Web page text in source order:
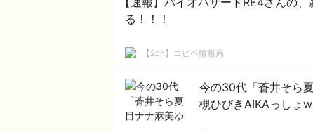
る！！！
【2ch】コピペ情報局
今の30代「蒼井そら
槻ひびきAIKAっしょ